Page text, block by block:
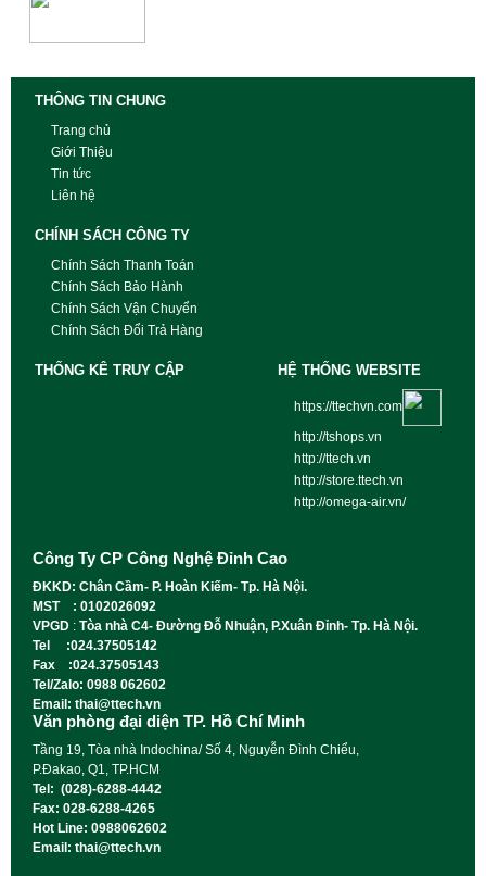
THÔNG TIN CHUNG
Trang chủ
Giới Thiệu
Tin tức
Liên hệ
CHÍNH SÁCH CÔNG TY
Chính Sách Thanh Toán
Chính Sách Bảo Hành
Chính Sách Vận Chuyển
Chính Sách Đổi Trả Hàng
THỐNG KÊ TRUY CẬP HỆ THỐNG WEBSITE
https://ttechvn.com
http://tshops.vn
http://ttech.vn
http://store.ttech.vn
http://omega-air.vn/
Công Ty CP Công Nghệ Đỉnh Cao
ĐKKD: Chân Cầm- P. Hoàn Kiếm- Tp. Hà Nội.
MST : 0102026092
VPGD : Tòa nhà C4- Đường Đỗ Nhuận, P.Xuân Đỉnh- Tp. Hà Nội.
Tel :024.37505142
Fax :024.37505143
Tel/Zalo: 0988 062602
Email: thai@ttech.vn
Văn phòng đại diện TP. Hồ Chí Minh
Tầng 19, Tòa nhà Indochina/ Số 4, Nguyễn Đình Chiểu,
P.Đakao, Q1, TP.HCM
Tel: (028)-6288-4442
Fax: 028-6288-4265
Hot Line: 0988062602
Email: thai@ttech.vn